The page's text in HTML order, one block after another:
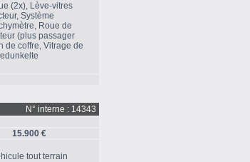
(2x), Lève-vitres
Système
Roue de
(plus passager
de coffre, Vitrage de
N° interne : 14343
15.900 €
tout terrain